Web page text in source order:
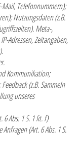
Telefonnummern);
Nutzungsdaten (z.B.
Meta-,
Adressen, Zeitangaben,
Kommunikation;
(z.B. Sammeln
unseres
Abs. 1 S. 1 lit. f)
(Art. 6 Abs. 1 S.